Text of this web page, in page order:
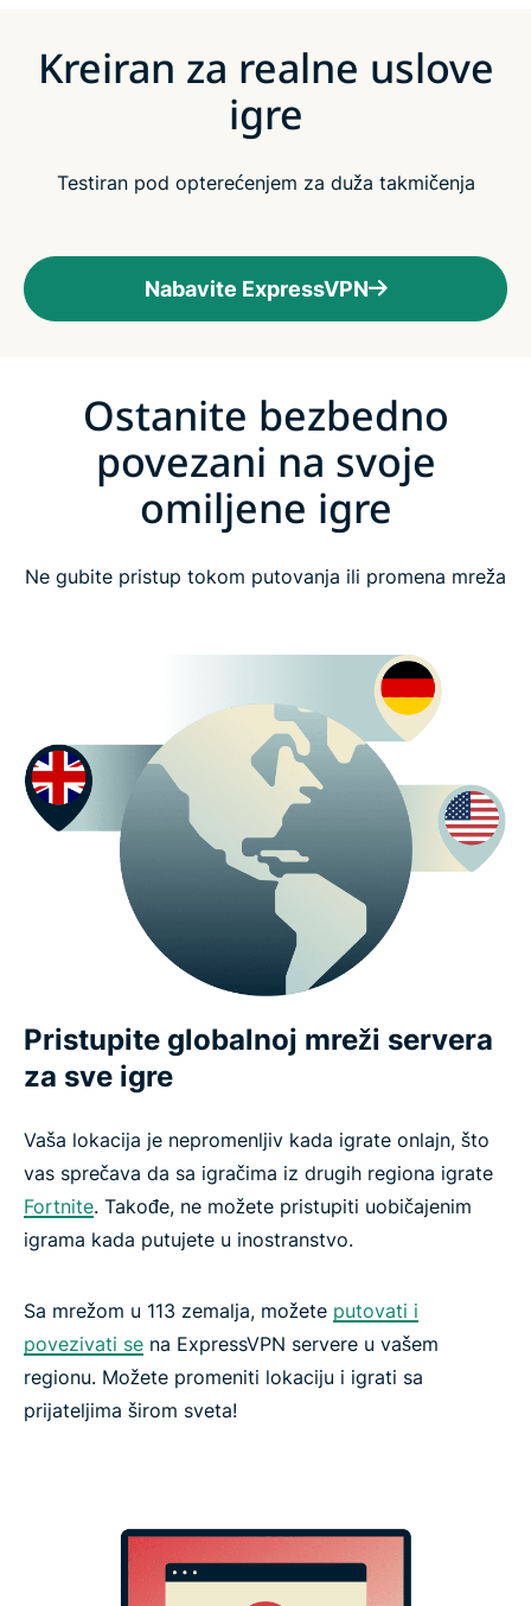
Kreiran za realne uslove
igre
Testiran pod opterećenjem za duža takmičenja
Nabavite ExpressVPN
Ostanite bezbedno
povezani na svoje
omiljene igre
Ne gubite pristup tokom putovanja ili promena mreža
Pristupite globalnoj mreži servera
za sve igre
Vaša lokacija je nepromenljiv kada igrate onlajn, što
vas sprečava da sa igračima iz drugih regiona igrate
Fortnite. Takođe, ne možete pristupiti uobičajenim
igrama kada putujete u inostranstvo.
Sa mrežom u 113 zemalja, možete putovati i
povezivati se na ExpressVPN servere u vašem
regionu. Možete promeniti lokaciju i igrati sa
prijateljima širom sveta!